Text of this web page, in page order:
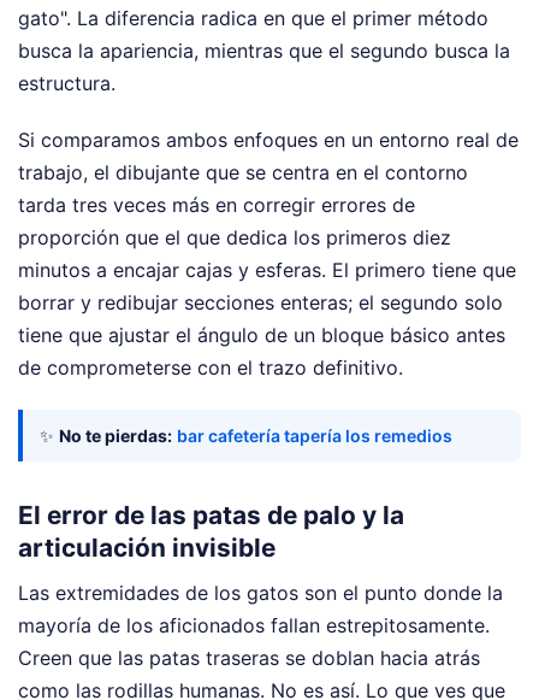
gato". La diferencia radica en que el primer método
busca la apariencia, mientras que el segundo busca la
estructura.
Si comparamos ambos enfoques en un entorno real de
trabajo, el dibujante que se centra en el contorno
tarda tres veces más en corregir errores de
proporción que el que dedica los primeros diez
minutos a encajar cajas y esferas. El primero tiene que
borrar y redibujar secciones enteras; el segundo solo
tiene que ajustar el ángulo de un bloque básico antes
de comprometerse con el trazo definitivo.
✨ No te pierdas: bar cafetería tapería los remedios
El error de las patas de palo y la
articulación invisible
Las extremidades de los gatos son el punto donde la
mayoría de los aficionados fallan estrepitosamente.
Creen que las patas traseras se doblan hacia atrás
como las rodillas humanas. No es así. Lo que ves que